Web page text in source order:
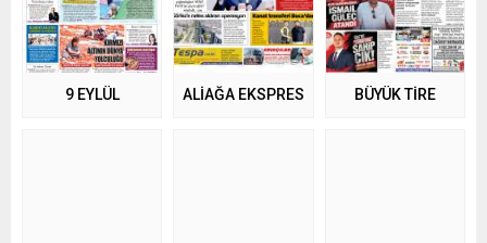
9 EYLÜL ALİAĞA EKSPRES BÜYÜK TİRE